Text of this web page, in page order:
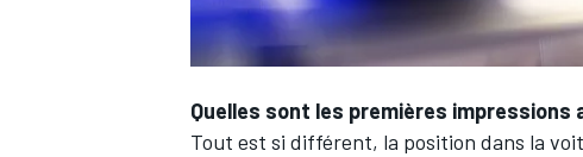
Quelles sont les premières
Tout est si différent, la position dans la